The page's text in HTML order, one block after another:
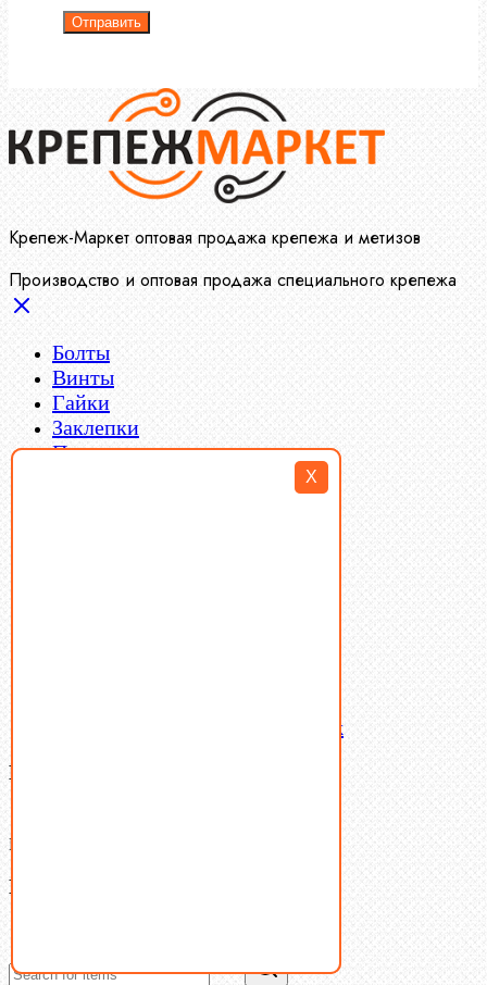
X
Отправить
Крепеж-Маркет оптовая продажа крепежа и метизов
Производство и оптовая продажа специального крепежа
Болты
Винты
Гайки
Заклепки
Пресс-масленки
Латунный и бронзовый крепеж
Ваша корзина
В корзине нет товаров.
Поиск